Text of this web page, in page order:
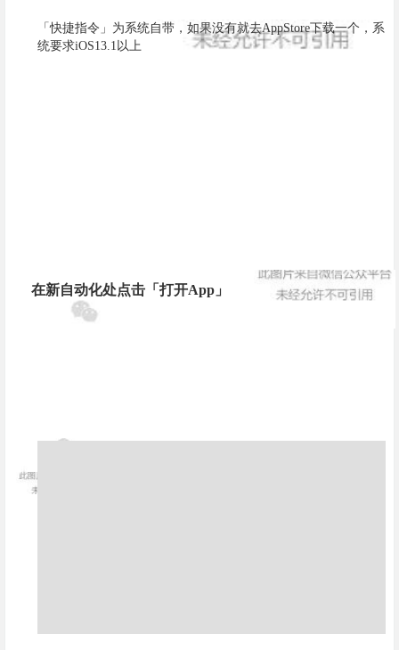
「快捷指令」为系统自带，如果没有就去AppStore下载一个，系
统要求iOS13.1以上
在新自动化处点击「打开App」